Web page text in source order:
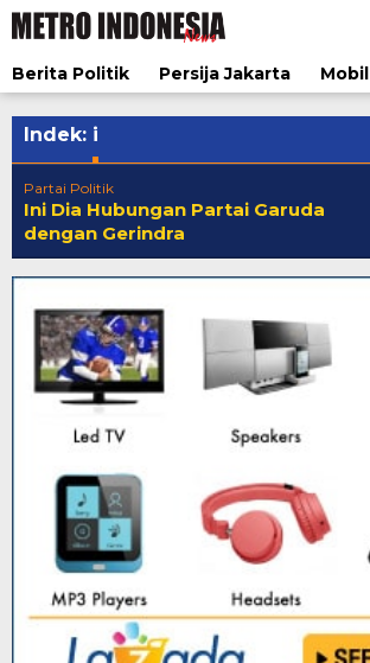
Lewati
ke
Berita Politik
Persija Jakarta Mobil
Indek: i
Partai Politik
Ini Dia Hubungan Partai Garuda
dengan Gerindra